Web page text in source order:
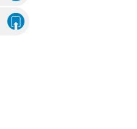
Eigenes Ambiente